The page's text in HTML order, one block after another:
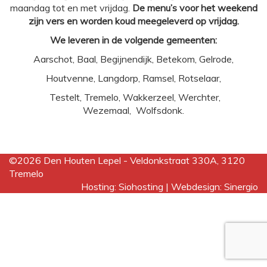
maandag tot en met vrijdag. De menu’s voor het weekend
zijn vers en worden koud meegeleverd op vrijdag.
We leveren in de volgende gemeenten:
Aarschot, Baal, Begijnendijk, Betekom, Gelrode,
Houtvenne, Langdorp, Ramsel, Rotselaar,
Testelt, Tremelo, Wakkerzeel, Werchter,
Wezemaal, Wolfsdonk.
©2026 Den Houten Lepel - Veldonkstraat 330A, 3120
Tremelo
Hosting: Siohosting | Webdesign: Sinergio